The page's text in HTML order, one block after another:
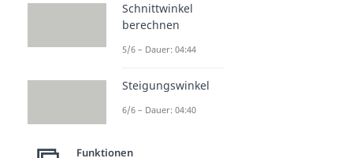
Schnittwinkel
berechnen
5/6 – Dauer: 04:44
Steigungswinkel
6/6 – Dauer: 04:40
Funktionen